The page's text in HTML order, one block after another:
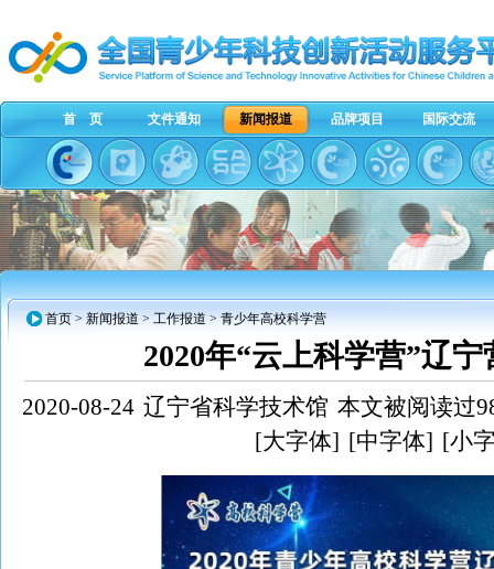
首 页 文件通知 新闻报道 品牌项目 国际交流
首页 > 新闻报道 > 工作报道 > 青少年高校科学营
2020年“云上科学营”辽
2020-08-24 辽宁省科学技术馆 本文被阅读过
[大字体] [中字体] [小